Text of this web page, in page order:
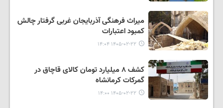
میراث فرهنگی آذربایجان غربی گرفتار چالش
کمبود اعتبارات
۱۴۰۵-۰۲-۲۲ ۱۴:۰۴
کشف ۸ میلیارد تومان کالای قاچاق در
گمرکات کرمانشاه
۱۴۰۵-۰۲-۲۲ ۱۴:۰۰